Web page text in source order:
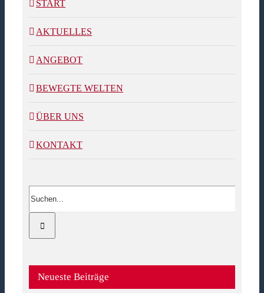
START
AKTUELLES
ANGEBOT
BEWEGTE WELTEN
ÜBER UNS
KONTAKT
Neueste Beiträge